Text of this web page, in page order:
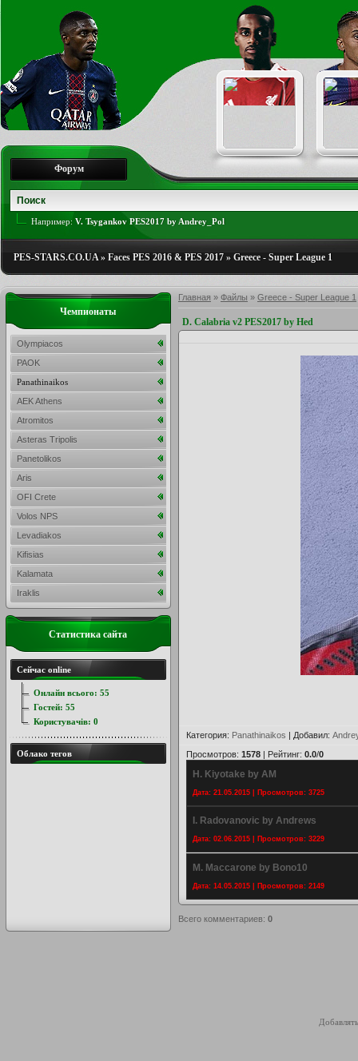
Форум
Например: V. Tsygankov PES2017 by Andrey_Pol
PES-STARS.CO.UA» Faces PES 2016 & PES 2017 » Greece - Super League 1
Главная » Файлы » Greece - Super League 1
D. Calabria v2 PES2017 by Hed
Категория: Panathinaikos | Добавил:
Просмотров: 1578 | Рейтинг: 0.0/0
H. Kiyotake by AM
Дата: 21.05.2015 | Просмотров: 3725
I. Radovanovic by Andrews
Дата: 02.06.2015 | Просмотров: 3229
M. Maccarone by Bono10
Дата: 14.05.2015 | Просмотров: 2149
Всего комментариев: 0
Чемпионаты
Olympiacos
PAOK
Panathinaikos
AEK Athens
Atromitos
Asteras Tripolis
Panetolikos
Aris
OFI Crete
Volos NPS
Levadiakos
Kifisias
Kalamata
Iraklis
Статистика сайта
Сейчас online
Онлайн всього: 55
Гостей: 55
Користувачів: 0
Облако тегов